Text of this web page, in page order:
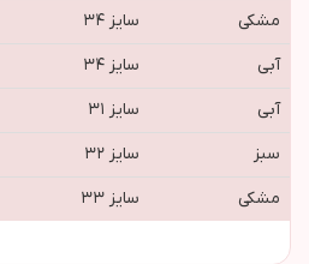
مشکی
سایز ۳۴
آبی
سایز ۳۴
آبی
سایز ۳۱
سبز
سایز ۳۲
مشکی
سایز ۳۳